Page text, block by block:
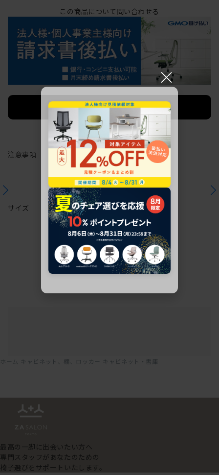
この商品について問い合わせる
法人限定 お見積り
ご希望に応じて承ります。
注意事項
サイズ
ホーム キャビネット、棚、ロッカー キャビネット・書庫
最高の一脚に出会いたい方へ
専門スタッフがあなたのための
椅子選びをサポートいたします。
×